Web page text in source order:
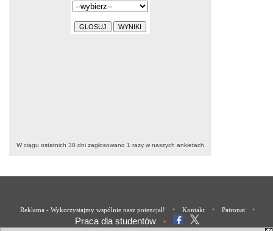
W ciągu ostatnich 30 dni zagłosowano 1 razy w naszych ankietach
Reklama - Wykorzystajmy wspólnie nasz potencjał! • Kontakt • Patronat •
Praca dla studentów •